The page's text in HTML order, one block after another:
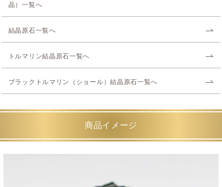
晶）一覧へ
結晶原石一覧へ
トルマリン結晶原石一覧へ
ブラックトルマリン（ショール）結晶原石一覧へ
商品イメージ